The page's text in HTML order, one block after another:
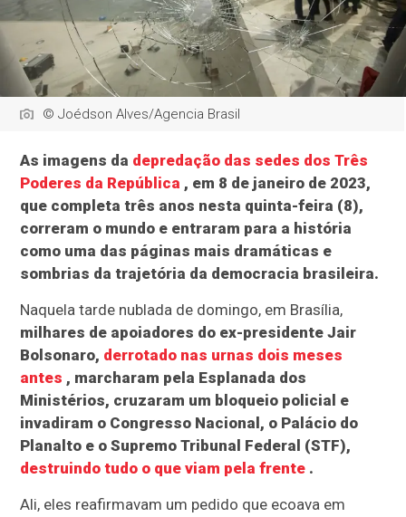
© Joédson Alves/Agencia Brasil
As imagens da depredação das sedes dos Três
Poderes da República , em 8 de janeiro de 2023,
que completa três anos nesta quinta-feira (8),
correram o mundo e entraram para a história
como uma das páginas mais dramáticas e
sombrias da trajetória da democracia brasileira.
Naquela tarde nublada de domingo, em Brasília,
milhares de apoiadores do ex-presidente Jair
Bolsonaro, derrotado nas urnas dois meses
antes , marcharam pela Esplanada dos
Ministérios, cruzaram um bloqueio policial e
invadiram o Congresso Nacional, o Palácio do
Planalto e o Supremo Tribunal Federal (STF),
destruindo tudo o que viam pela frente .
Ali, eles reafirmavam um pedido que ecoava em